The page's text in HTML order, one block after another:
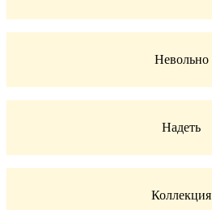
Невольно
Надеть
Коллекция